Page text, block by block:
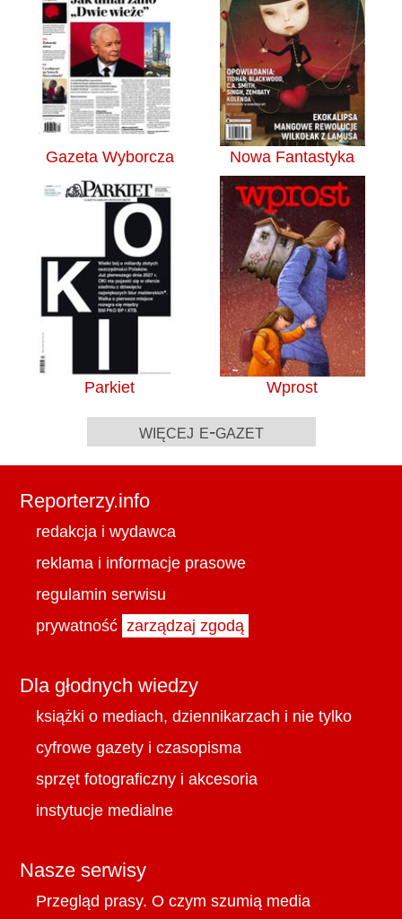
Gazeta Wyborcza Nowa Fantastyka
Parkiet Wprost
więcej e-gazet
Reporterzy.info
redakcja i wydawca
reklama i informacje prasowe
regulamin serwisu
prywatność zarządzaj zgodą
Dla głodnych wiedzy
książki o mediach, dziennikarzach i nie tylko
cyfrowe gazety i czasopisma
sprzęt fotograficzny i akcesoria
instytucje medialne
Nasze serwisy
Przegląd prasy. O czym szumią media